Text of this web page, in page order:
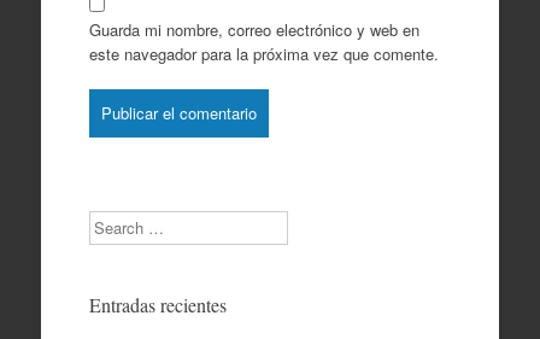
Guarda mi nombre, correo electrónico y web en
este navegador para la próxima vez que comente.
Search
Entradas recientes